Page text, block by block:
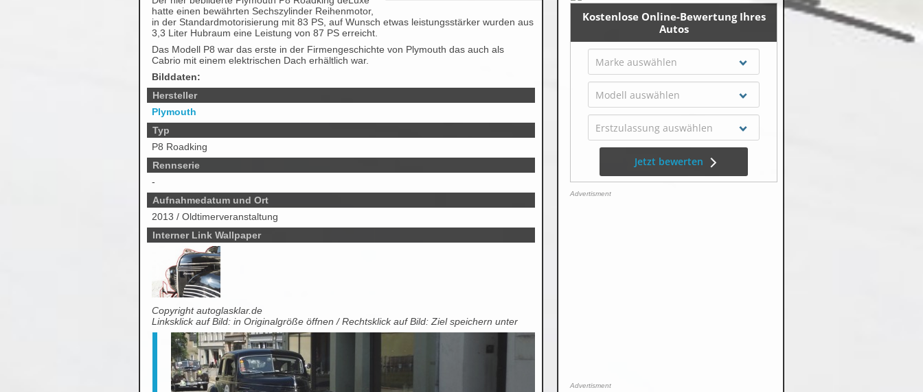
hatte einen bewährten Sechszylinder Reihenmotor,
in der Standardmotorisierung mit 83 PS, auf Wunsch etwas leistungsstärker wurden aus
3,3 Liter Hubraum eine Leistung von 87 PS erreicht.
Das Modell P8 war das erste in der Firmengeschichte von Plymouth das auch als
Cabrio mit einem elektrischen Dach erhältlich war.
Bilddaten:
Hersteller
Plymouth
Typ
P8 Roadking
Rennserie
-
Aufnahmedatum und Ort
2013 / Oldtimerveranstaltung
Interner Link Wallpaper
Copyright autoglasklar.de
Linksklick auf Bild: in Originalgröße öffnen / Rechtsklick auf Bild: Ziel speichern unter
Advertisment
Advertisment